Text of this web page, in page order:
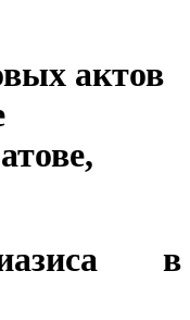
актов
в